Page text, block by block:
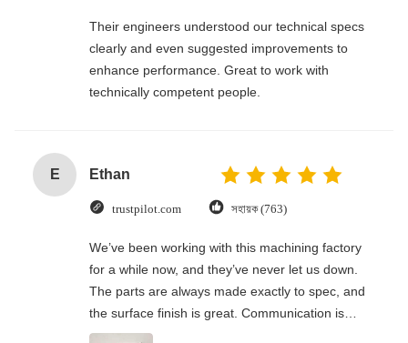
Their engineers understood our technical specs
clearly and even suggested improvements to
enhance performance. Great to work with
technically competent people.
E Ethan
trustpilot.com সহায়ক (763)
We’ve been working with this machining factory
for a while now, and they’ve never let us down.
The parts are always made exactly to spec, and
the surface finish is great. Communication is
easy, and they’re quick to respond. Really